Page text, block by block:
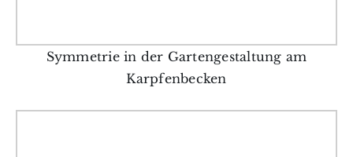
Symmetrie in der Gartengestaltung am
Karpfenbecken